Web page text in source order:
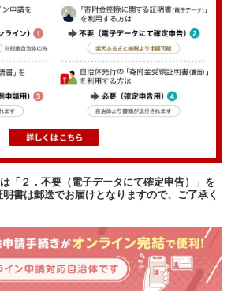
「２．不要（電子データにて確定申告）」を
書は郵送でお届けとなりますので、ご了承く